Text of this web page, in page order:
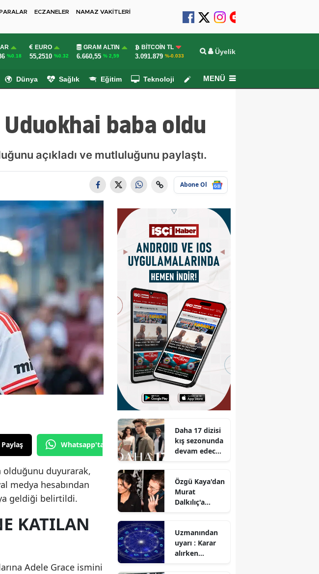
ECZANELER
NAMAZ VAKİTLERİ
%0.18
EURO
55,2510 %0.32
GRAM ALTIN
6.660,55 % 2,59
BITCOIN TL
3.091.879 %-0.033 Üyelik
Dünya Sağlık Eğitim Teknoloji Köşe Yazarları
MENÜ
baba oldu
açıkladı ve mutluluğunu paylaştı.
Abone Ol
Whatsapp'tan Gönder
olduğunu duyurarak,
medya hesabından
geldiği belirtildi.
KATILAN
Adele Grace ismini
Daha 17 dizisi
kış sezonunda
devam edecek
nasıldı?
Özgü Kaya'dan
Murat
Dalkılıç'a
sürpriz partisi
Uzmanından
uyarı : Karar
alırken